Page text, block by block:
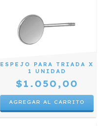
ESPEJO PARA TRIADA X
1 UNIDAD
$1.050,00